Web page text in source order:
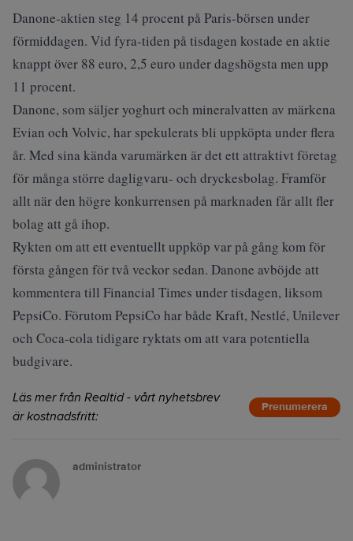
Danone-aktien steg 14 procent på Paris-börsen under
förmiddagen. Vid fyra-tiden på tisdagen kostade en aktie
knappt över 88 euro, 2,5 euro under dagshögsta men upp
11 procent.
Danone, som säljer yoghurt och mineralvatten av märkena
Evian och Volvic, har spekulerats bli uppköpta under flera
år. Med sina kända varumärken är det ett attraktivt företag
för många större dagligvaru- och dryckesbolag. Framför
allt när den högre konkurrensen på marknaden får allt fler
bolag att gå ihop.
Rykten om att ett eventuellt uppköp var på gång kom för
första gången för två veckor sedan. Danone avböjde att
kommentera till Financial Times under tisdagen, liksom
PepsiCo. Förutom PepsiCo har både Kraft, Nestlé, Unilever
och Coca-cola tidigare ryktats om att vara potentiella
budgivare.
Läs mer från Realtid - vårt nyhetsbrev
är kostnadsfritt:
Prenumerera
administrator